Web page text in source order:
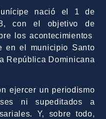
nació el 1 de
con el objetivo de
los acontecimientos
en el municipio Santo
República Dominicana
ejercer un periodismo
ni supeditados a
Y, sobre todo,